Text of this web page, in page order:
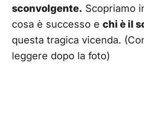
sconvolgente. Scopriamo
cosa è successo e chi è il
questa tragica vicenda.
leggere dopo la foto)